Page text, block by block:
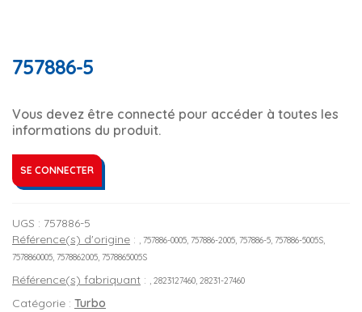
757886-5
Vous devez être connecté pour accéder à toutes les
informations du produit.
SE CONNECTER
UGS : 757886-5
Référence(s) d'origine : , 757886-0005, 757886-2005, 757886-5, 757886-5005S,
7578860005, 7578862005, 7578865005S
Référence(s) fabriquant : , 2823127460, 28231-27460
Catégorie : Turbo